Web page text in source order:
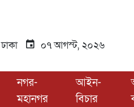
ঢাকা ০৭ আগস্ট, ২০২৬
নগর-
মহানগর
আইন-
বিচার